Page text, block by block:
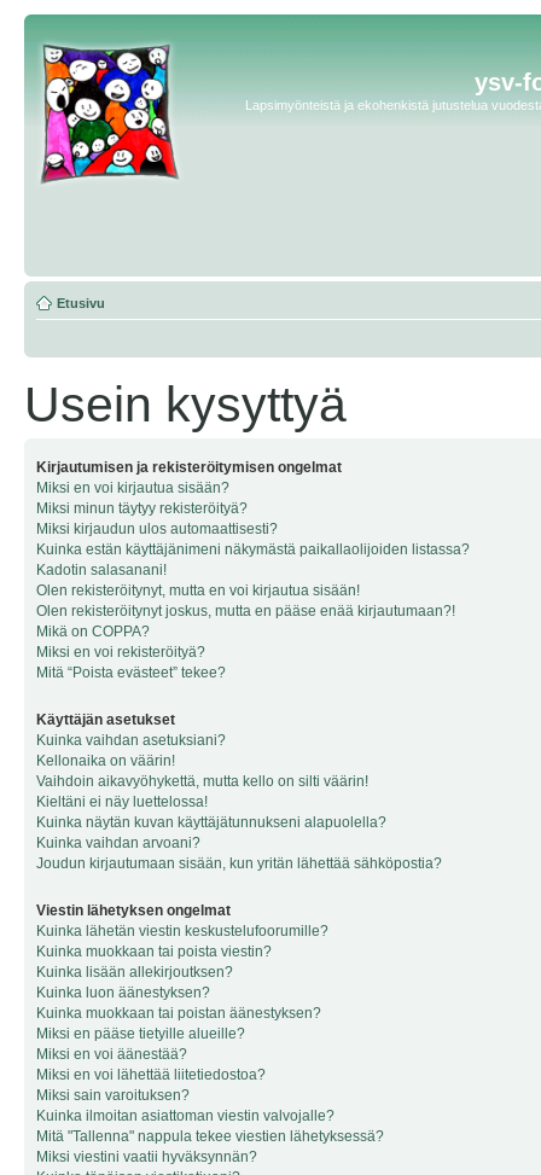
ysv-
Lapsimyönteistä ja ekohenkistä jutustelua
Etusivu
Usein kysyttyä
Kirjautumisen ja rekisteröitymisen ongelmat
Miksi en voi kirjautua sisään?
Miksi minun täytyy rekisteröityä?
Miksi kirjaudun ulos automaattisesti?
Kuinka estän käyttäjänimeni näkymästä paikallaolijoiden listassa?
Kadotin salasanani!
Olen rekisteröitynyt, mutta en voi kirjautua sisään!
Olen rekisteröitynyt joskus, mutta en pääse enää kirjautumaan?!
Mikä on COPPA?
Miksi en voi rekisteröityä?
Mitä “Poista evästeet” tekee?
Käyttäjän asetukset
Kuinka vaihdan asetuksiani?
Kellonaika on väärin!
Vaihdoin aikavyöhykettä, mutta kello on silti väärin!
Kieltäni ei näy luettelossa!
Kuinka näytän kuvan käyttäjätunnukseni alapuolella?
Kuinka vaihdan arvoani?
Joudun kirjautumaan sisään, kun yritän lähettää sähköpostia?
Viestin lähetyksen ongelmat
Kuinka lähetän viestin keskustelufoorumille?
Kuinka muokkaan tai poista viestin?
Kuinka lisään allekirjoutksen?
Kuinka luon äänestyksen?
Kuinka muokkaan tai poistan äänestyksen?
Miksi en pääse tietyille alueille?
Miksi en voi äänestää?
Miksi en voi lähettää liitetiedostoa?
Miksi sain varoituksen?
Kuinka ilmoitan asiattoman viestin valvojalle?
Mitä "Tallenna" nappula tekee viestien lähetyksessä?
Miksi viestini vaatii hyväksynnän?